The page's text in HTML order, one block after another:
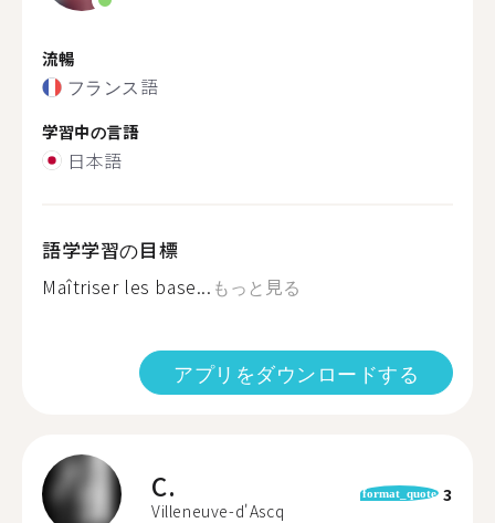
流暢
フランス語
学習中の言語
日本語
語学学習の目標
Maîtriser les base... もっと見る
アプリをダウンロードする
C.
Villeneuve-d'Ascq
format_quote 3